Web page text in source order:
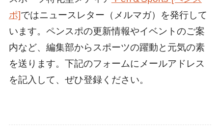
ポ]ではニュースレター（メルマガ）を発行して
います。ペンスポの更新情報やイベントのご案
内など、編集部からスポーツの躍動と元気の素
を送ります。下記のフォームにメールアドレス
を記入して、ぜひ登録ください。